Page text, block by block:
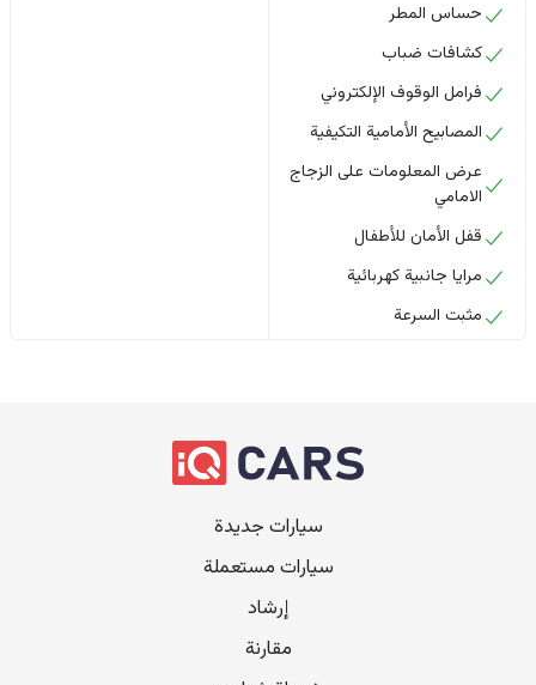
حساس المطر
كشافات ضباب
فرامل الوقوف الإلكتروني
المصابيح الأمامية التكيفية
عرض المعلومات على الزجاج
الامامي
قفل الأمان للأطفال
مرايا جانبية كهربائية
مثبت السرعة
سيارات جديدة
سيارات مستعملة
إرشاد
مقارنة